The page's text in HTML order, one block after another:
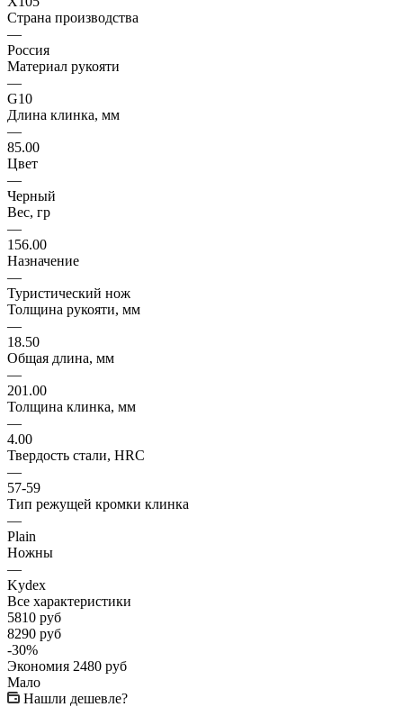
Страна производства
—
Россия
Материал рукояти
—
G10
Длина клинка, мм
—
85.00
Цвет
—
Черный
Вес, гр
—
156.00
Назначение
—
Туристический нож
Толщина рукояти, мм
—
18.50
Общая длина, мм
—
201.00
Толщина клинка, мм
—
4.00
Твердость стали, HRC
—
57-59
Тип режущей кромки клинка
—
Plain
Ножны
—
Kydex
Все характеристики
5810 руб
8290 руб
-30%
Экономия 2480 руб
Мало
Нашли дешевле?